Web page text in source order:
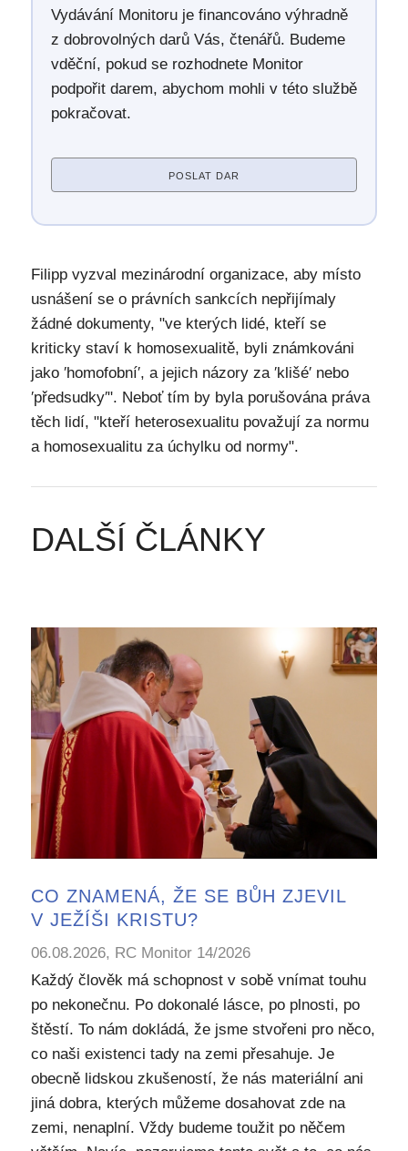
Vydávání Monitoru je financováno výhradně
z dobrovolných darů Vás, čtenářů. Budeme
vděční, pokud se rozhodnete Monitor
podpořit darem, abychom mohli v této službě
pokračovat.
POSLAT DAR
Filipp vyzval mezinárodní organizace, aby místo
usnášení se o právních sankcích nepřijímaly
žádné dokumenty, "ve kterých lidé, kteří se
kriticky staví k homosexualitě, byli známkováni
jako ′homofobní′, a jejich názory za ′klišé′ nebo
′předsudky′". Neboť tím by byla porušována práva
těch lidí, "kteří heterosexualitu považují za normu
a homosexualitu za úchylku od normy".
DALŠÍ ČLÁNKY
CO ZNAMENÁ, ŽE SE BŮH ZJEVIL
V JEŽÍŠI KRISTU?
06.08.2026, RC Monitor 14/2026
Každý člověk má schopnost v sobě vnímat touhu
po nekonečnu. Po dokonalé lásce, po plnosti, po
štěstí. To nám dokládá, že jsme stvořeni pro něco,
co naši existenci tady na zemi přesahuje. Je
obecně lidskou zkušeností, že nás materiální ani
jiná dobra, kterých můžeme dosahovat zde na
zemi, nenaplní. Vždy budeme toužit po něčem